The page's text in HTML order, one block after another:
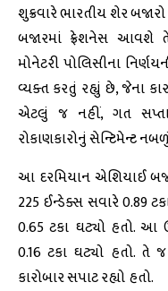
શુક્રવારે ભારતીય શેર
બજારમાં ફ્રેશનેસ આવશે
મોનેટરી પોલિસીના
વ્યક્ત કરતું રહ્યું છે, જેના
એટલું જ નહીં, ગત
રોકાણકારોનું સેન્ટિમેન્ટ
આ દરમિયાન એશિયાઈ
225 ઈન્ડેક્સ સવારે 0.89
0.65 ટકા ઘટ્યો હતો. આ
0.16 ટકા ઘટ્યો હતો. તે
કારોબાર સપાટ રહ્યો હતો.